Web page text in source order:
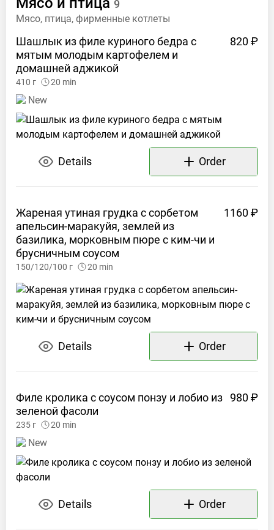
9
Мясо, птица, фирменные котлеты
Шашлык из филе куриного бедра с
мятым молодым картофелем и
домашней аджикой
820 ₽
410 г 20 min
New
Details Order
Жареная утиная грудка с сорбетом
апельсин-маракуйя, землей из
базилика, морковным пюре с ким-чи и
брусничным соусом
1160 ₽
150/120/100 г 20 min
Details Order
Филе кролика с соусом понзу и лобио из
зеленой фасоли
980 ₽
235 г 20 min
New
Details Order